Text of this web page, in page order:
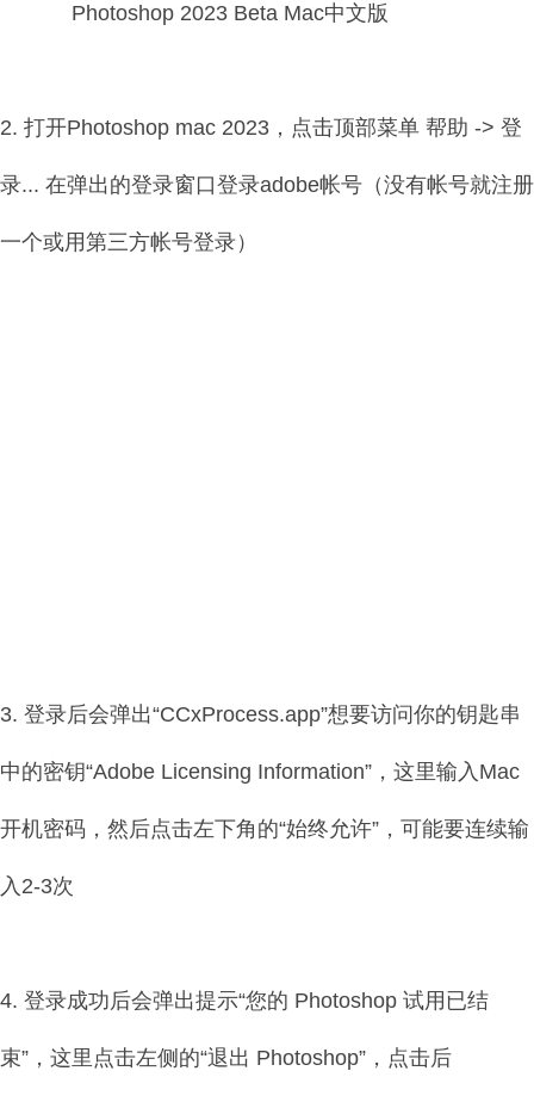
Photoshop 2023 Beta Mac中文版
2. 打开Photoshop mac 2023，点击顶部菜单 帮助 -> 登
录... 在弹出的登录窗口登录adobe帐号（没有帐号就注册
一个或用第三方帐号登录）
3. 登录后会弹出“CCxProcess.app”想要访问你的钥匙串
中的密钥“Adobe Licensing Information”，这里输入Mac
开机密码，然后点击左下角的“始终允许”，可能要连续输
入2-3次
4. 登录成功后会弹出提示“您的 Photoshop 试用已结
束”，这里点击左侧的“退出 Photoshop”，点击后